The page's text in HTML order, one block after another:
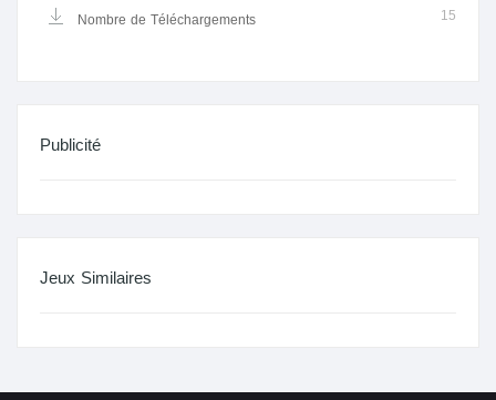
Nombre de Téléchargements 15
Publicité
Jeux Similaires